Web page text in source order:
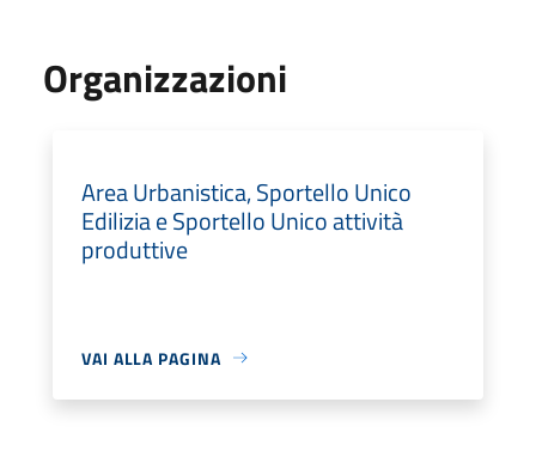
Organizzazioni
Area Urbanistica, Sportello Unico
Edilizia e Sportello Unico attività
produttive
VAI ALLA PAGINA